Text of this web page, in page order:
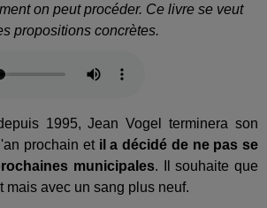
on peut procéder. Ce livre se veut
propositions concrètes.
1995, Jean Vogel terminera son
prochain et il a décidé de ne pas se
municipales. Il souhaite que
mais avec un sang plus neuf.